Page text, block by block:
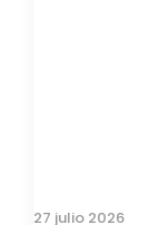
27 julio 2026